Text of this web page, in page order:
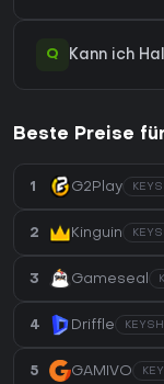
Q Kann ich
Beste Preise
1 G2Play
2 Kinguin
3 Gameseal
4 Driffle
5 GAMIVO